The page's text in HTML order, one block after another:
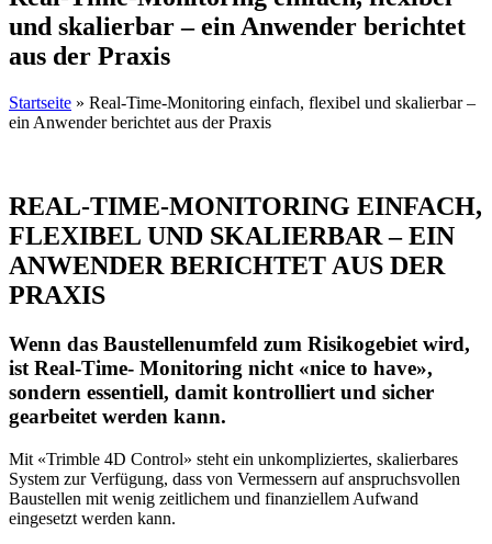
und skalierbar – ein Anwender berichtet
aus der Praxis
Startseite » Real-Time-Monitoring einfach, flexibel und skalierbar –
ein Anwender berichtet aus der Praxis
REAL-TIME-MONITORING EINFACH,
FLEXIBEL UND SKALIERBAR – EIN
ANWENDER BERICHTET AUS DER
PRAXIS
Wenn das Baustellenumfeld zum Risikogebiet wird,
ist Real-Time- Monitoring nicht «nice to have»,
sondern essentiell, damit kontrolliert und sicher
gearbeitet werden kann.
Mit «Trimble 4D Control» steht ein unkompliziertes, skalierbares
System zur Verfügung, dass von Vermessern auf anspruchsvollen
Baustellen mit wenig zeitlichem und finanziellem Aufwand
eingesetzt werden kann.